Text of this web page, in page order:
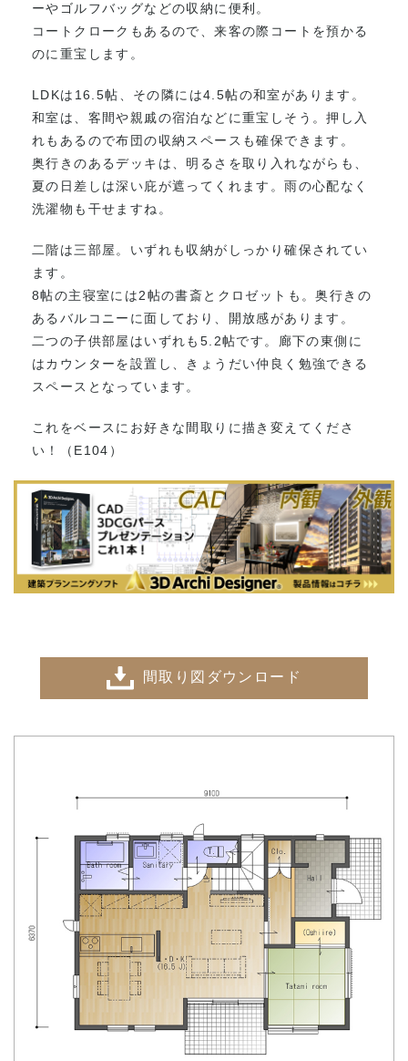
ーやゴルフバッグなどの収納に便利。
コートクロークもあるので、来客の際コートを預かる
のに重宝します。
LDKは16.5帖、その隣には4.5帖の和室があります。
和室は、客間や親戚の宿泊などに重宝しそう。押し入
れもあるので布団の収納スペースも確保できます。
奥行きのあるデッキは、明るさを取り入れながらも、
夏の日差しは深い庇が遮ってくれます。雨の心配なく
洗濯物も干せますね。
二階は三部屋。いずれも収納がしっかり確保されてい
ます。
8帖の主寝室には2帖の書斎とクロゼットも。奥行きの
あるバルコニーに面しており、開放感があります。
二つの子供部屋はいずれも5.2帖です。廊下の東側に
はカウンターを設置し、きょうだい仲良く勉強できる
スペースとなっています。
これをベースにお好きな間取りに描き変えてくださ
い！（E104）
間取り図ダウンロード